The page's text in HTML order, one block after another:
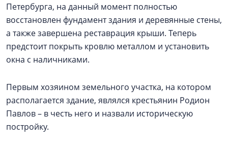
Петербурга, на данный момент полностью
восстановлен фундамент здания и деревянные стены,
а также завершена реставрация крыши. Теперь
предстоит покрыть кровлю металлом и установить
окна с наличниками.
Первым хозяином земельного участка, на котором
располагается здание, являлся крестьянин Родион
Павлов – в честь него и назвали историческую
постройку.